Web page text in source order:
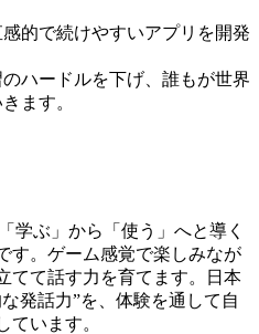
的で続けやすいアプリを開発
ハードルを下げ、誰もが世界
ます。
学ぶ」から「使う」へと導く
す。ゲーム感覚で楽しみなが
てて話す力を育てます。日本
発話力”を、体験を通して自
ています。